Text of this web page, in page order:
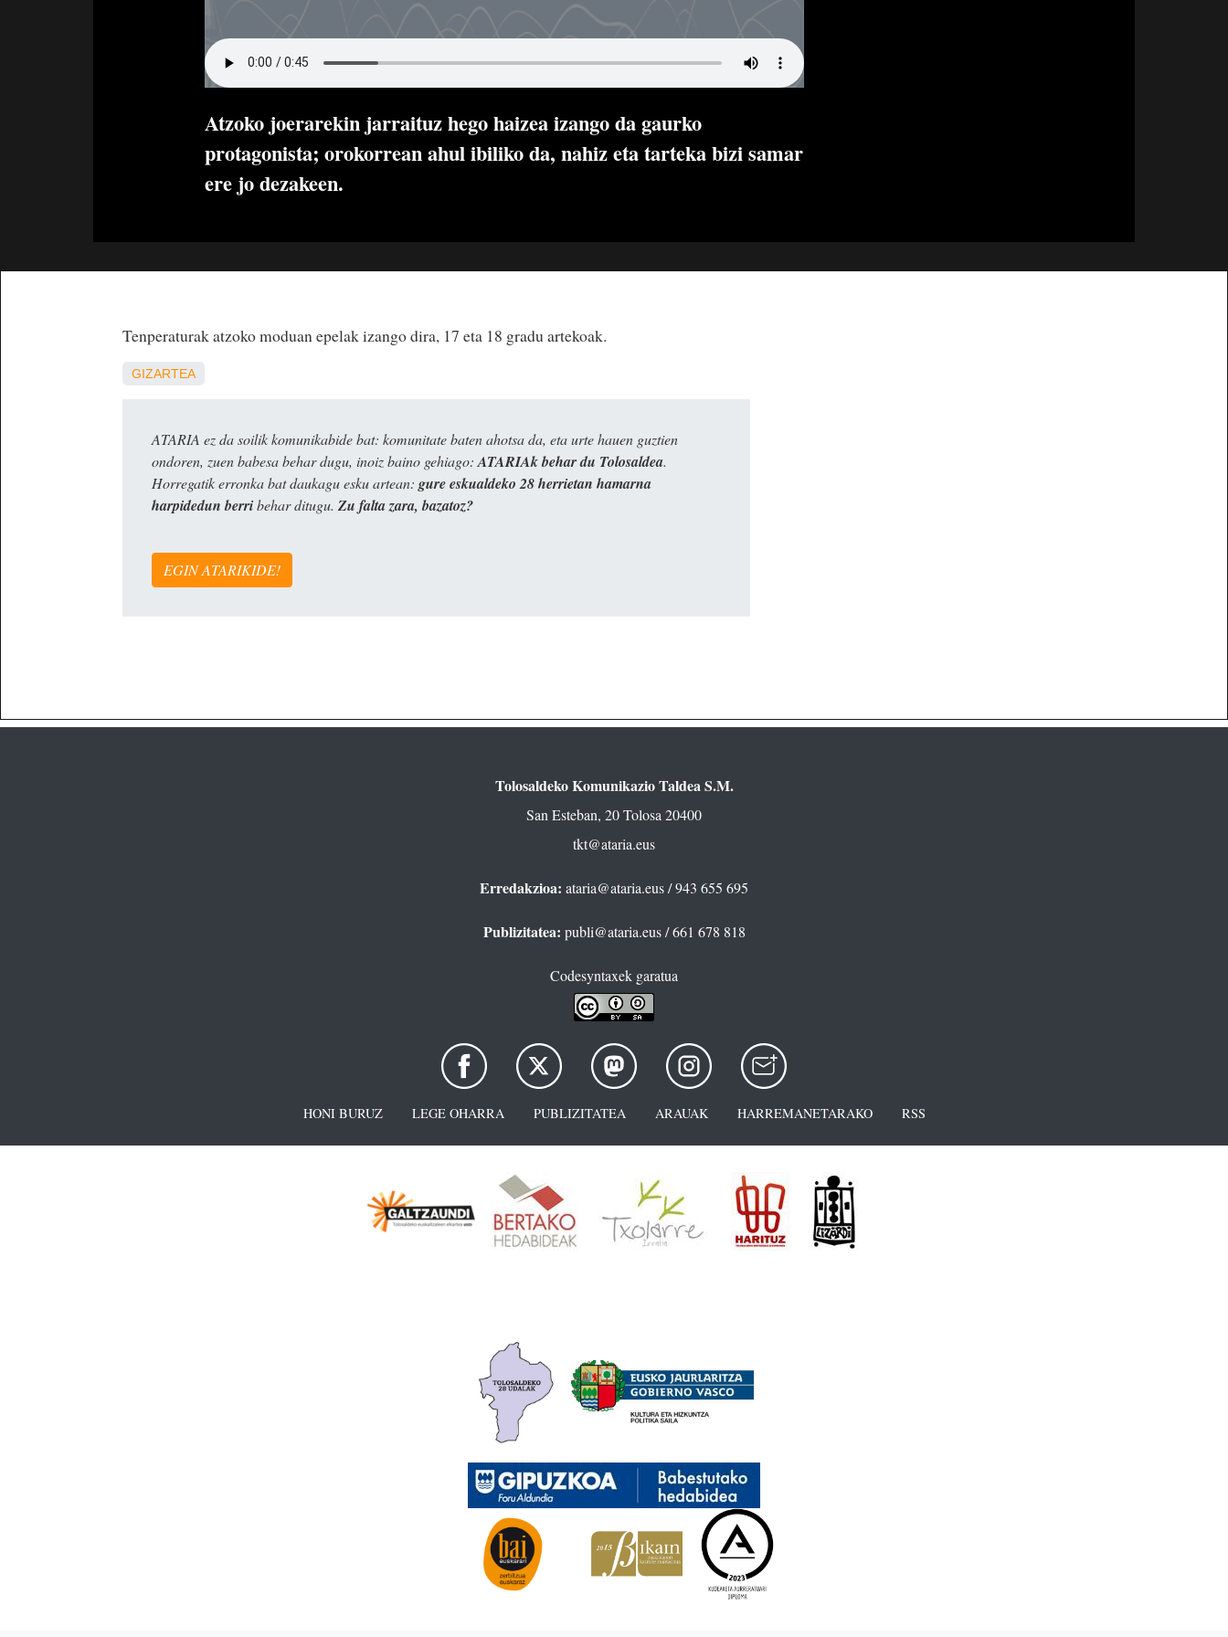
Atzoko joerarekin jarraituz hego haizea izango da gaurko
protagonista; orokorrean ahul ibiliko da, nahiz eta tarteka bizi samar
ere jo dezakeen.
Tenperaturak atzoko moduan epelak izango dira, 17 eta 18 gradu artekoak.
GIZARTEA
ATARIA ez da soilik komunikabide bat: komunitate baten ahotsa da, eta urte hauen guztien
ondoren, zuen babesa behar dugu, inoiz baino gehiago: ATARIAk behar du Tolosaldea.
Horregatik erronka bat daukagu esku artean: gure eskualdeko 28 herrietan hamarna
harpidedun berribehar ditugu. Zu falta zara, bazatoz?
EGIN ATARIKIDE!
Tolosaldeko Komunikazio Taldea S.M.
San Esteban, 20 Tolosa 20400
tkt@ataria.eus
Erredakzioa: ataria@ataria.eus/ 943 655 695
Publizitatea: publi@ataria.eus/ 661 678 818
Codesyntaxek garatua
HONI BURUZ LEGE OHARRA PUBLIZITATEA ARAUAK HARREMANETARAKO RSS